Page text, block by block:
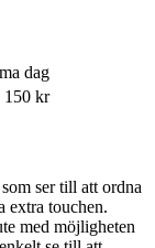
dag
150 kr
ser till att ordna
extra touchen.
med möjligheten